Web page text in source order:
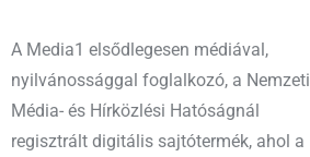
A Media1 elsődlegesen médiával,
nyilvánossággal foglalkozó, a Nemzeti
Média- és Hírközlési Hatóságnál
regisztrált digitális sajtótermék, ahol a